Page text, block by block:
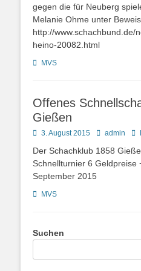
gegen die für Neuberg
Melanie Ohme unter
http://www.schachbund.de/
heino-20082.html
Kategorien
MVS
Offenes
Gießen
Posted
3. August 2015 Autoradmin
Der Schachklub 1858
Schnellturnier 6 Geldpreise
September 2015
Kategorien
MVS
Suchen